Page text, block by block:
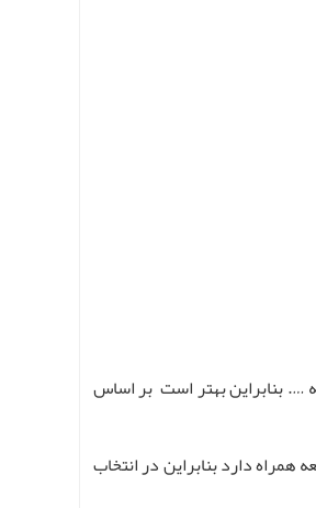
…. بنابراین بهتر است بر اساس
دارد بنابراین در انتخاب